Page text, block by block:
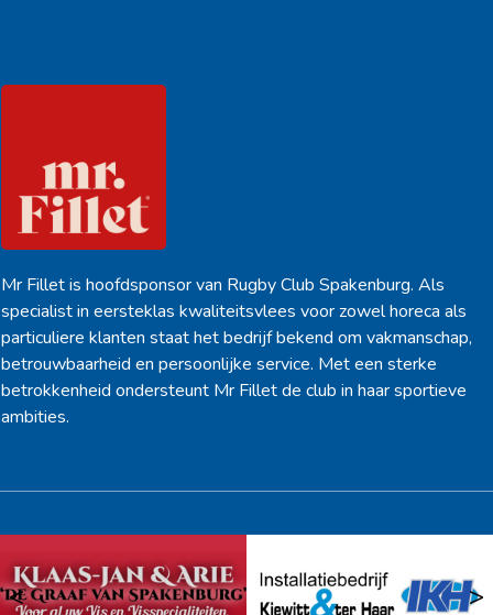
Mr Fillet is hoofdsponsor van Rugby Club Spakenburg. Als
specialist in eersteklas kwaliteitsvlees voor zowel horeca als
particuliere klanten staat het bedrijf bekend om vakmanschap,
betrouwbaarheid en persoonlijke service. Met een sterke
betrokkenheid ondersteunt Mr Fillet de club in haar sportieve
ambities.
< >